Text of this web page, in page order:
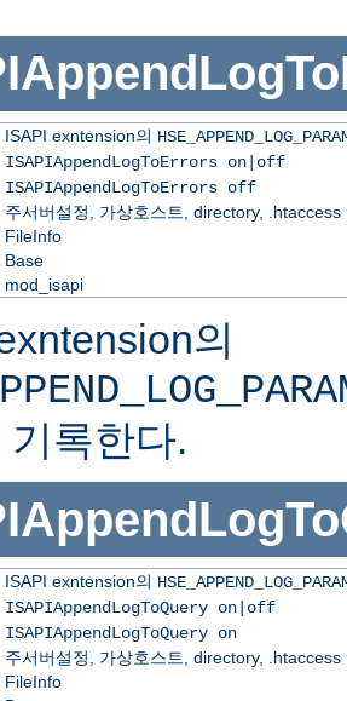
ISAPI exntension의
ISAPIAppendLogToErrors on|off
ISAPIAppendLogToErrors off
주서버설정, 가상호스트, directory, .htaccess
FileInfo
Base
mod_isapi
의
기록한다.
ISAPI exntension의
ISAPIAppendLogToQuery on|off
ISAPIAppendLogToQuery on
주서버설정, 가상호스트, directory, .htaccess
FileInfo